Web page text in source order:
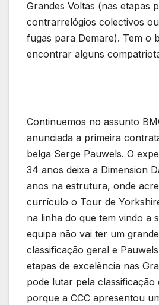
Grandes Voltas (nas etapas
contrarrelógios colectivos
fugas para Demare). Tem o
encontrar alguns
Continuemos no assunto
anunciada a primeira
belga Serge Pauwels. O
34 anos deixa a Dimension
anos na estrutura, onde
currículo o Tour de
na linha do que tem vindo a
equipa não vai ter um
classificação geral e
etapas de excelência nas
pode lutar pela classificação
porque a CCC apresentou